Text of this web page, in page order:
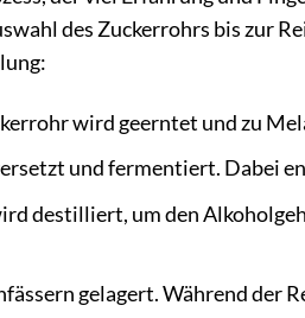
des Zuckerrohrs bis zur
wird geerntet und zu
und fermentiert. Dabei
destilliert, um den
gelagert. Während der